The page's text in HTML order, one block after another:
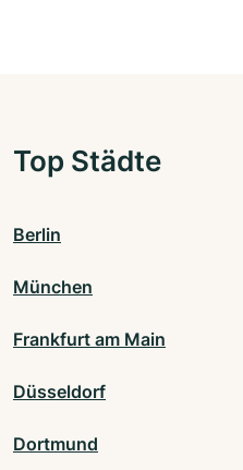
Top Städte
Berlin
München
Frankfurt am Main
Düsseldorf
Dortmund